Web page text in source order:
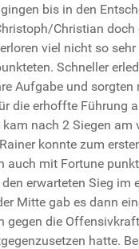
bis in den
Christian doch
viel nicht so
Schneller
Aufgabe und sorgten
die erhoffte Führung
kam nach 2 Siegen am
konnte zum
auch mit Fortune
erwarteten Sieg im
Mitte gab es dann
gegen die
hatte.